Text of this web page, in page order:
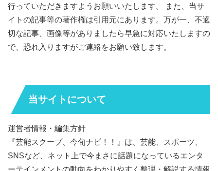
行っていただきますようお願いいたします。 また、当サ
イトの記事等の著作権は引用元にあります。万が一、不適
切な記事、画像等がありましたら早急に対応いたしますの
で、恐れ入りますがご連絡をお願い致します。
当サイトについて
運営者情報・編集方針
『芸能スクープ、今旬ナビ！！』は、芸能、スポーツ、
SNSなど、ネット上で今まさに話題になっているエンタ